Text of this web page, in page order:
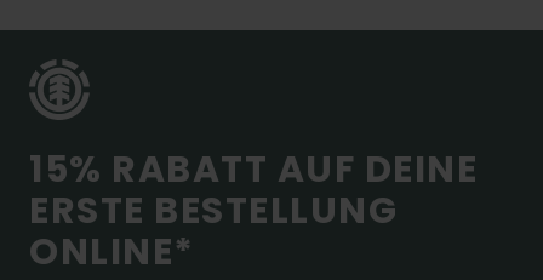
15% RABATT AUF DEINE
ERSTE BESTELLUNG
ONLINE*